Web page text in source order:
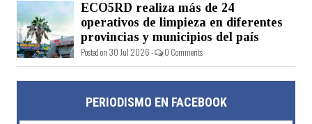
ECO5RD realiza más de 24
operativos de limpieza en diferentes
provincias y municipios del país
Posted on 30 Jul 2026 - 0 Comments
PERIODISMO EN FACEBOOK